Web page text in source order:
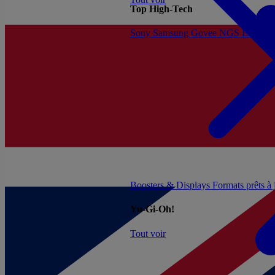
Boosters & Displays Formats prêts
Yu-Gi-Oh!
Tout voir
Top High-Tech
Sony Samsung Govee NGS Energy